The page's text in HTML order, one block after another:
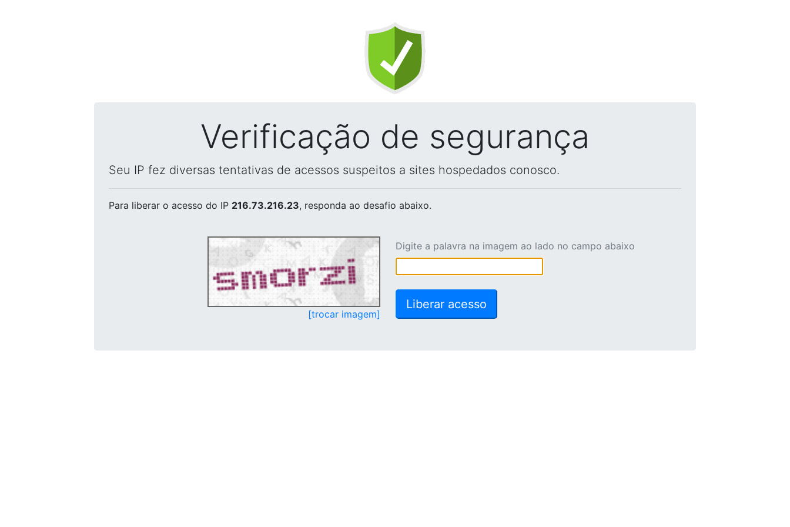
Verificação de segurança
Seu IP fez diversas tentativas de acessos suspeitos a sites hospedados conosco.
Para liberar o acesso do IP 216.73.216.23, responda ao desafio abaixo.
[trocar imagem]
Digite a palavra na imagem ao lado no campo abaixo